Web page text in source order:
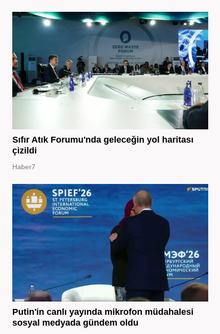
Sıfır Atık Forumu'nda geleceğin yol haritası
çizildi
Haber7
Putin'in canlı yayında mikrofon müdahalesi
sosyal medyada gündem oldu